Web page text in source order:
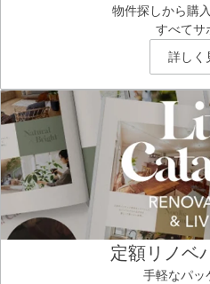
物件探しから購
すべてサ
詳しく
定額リノベ
手軽なパッ